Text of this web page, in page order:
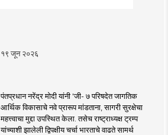
१९ जून २०२६
पंतप्रधान नरेंद्र मोदी यांनी 'जी- ७ परिषदेत जागतिक
आर्थिक विकासाचे नवे प्रारूप मांडताना, सागरी सुरक्षेचा
महत्त्वाचा मुद्दा उपस्थित केला. तसेच राष्ट्राध्यक्ष ट्रम्प
यांच्याशी झालेली द्विपक्षीय चर्चा भारताचे वाढते सामर्थ